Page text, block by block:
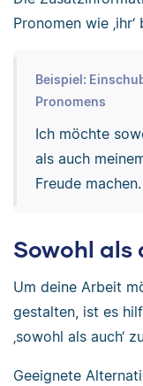
Pronomen wie ‚ihr‘
Beispiel:
Pronomens
Ich möchte
als auch
Freude machen.
Sowohl als
Um deine Arbeit
gestalten, ist es
‚sowohl als auch‘
Geeignete